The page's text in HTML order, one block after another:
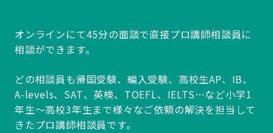
オンラインにて45分の面談で直接プロ講師相談員に
相談ができます。
どの相談員も帰国受験、編入受験、高校生AP、IB、
A-levels、SAT、英検、TOEFL、IELTS…など小学1
年生～高校3年生まで様々なご依頼の解決を担当して
きたプロ講師相談員です。